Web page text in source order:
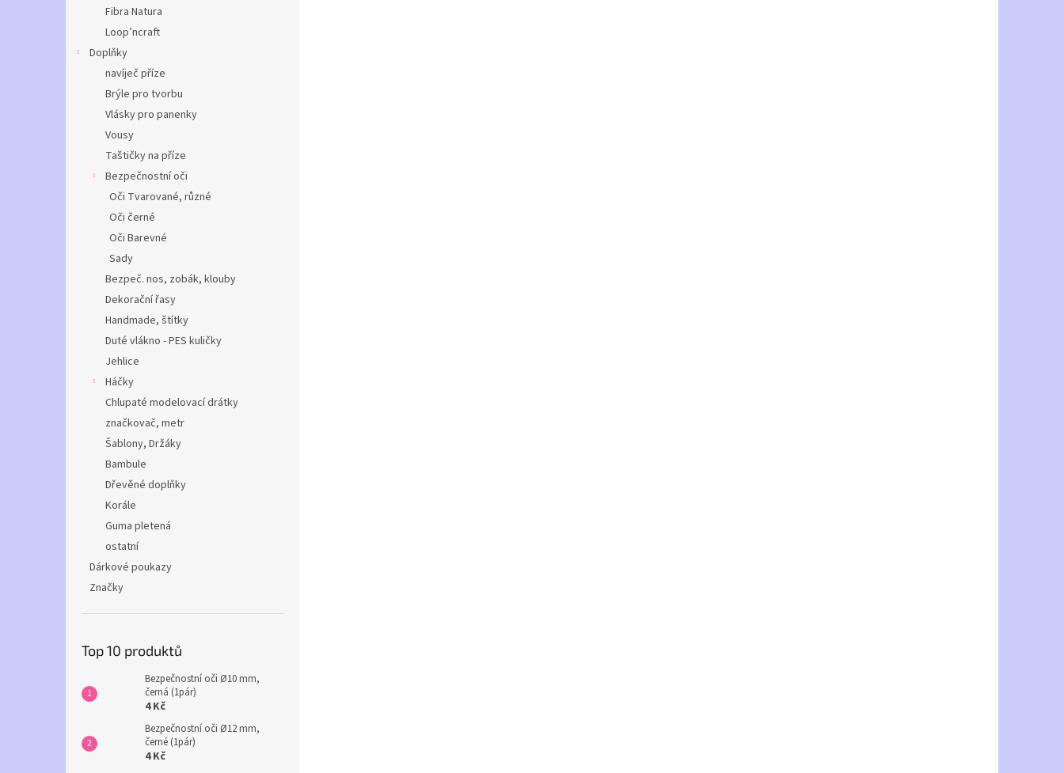
Fibra Natura
Loop’ncraft
Doplňky
navíječ příze
Brýle pro tvorbu
Vlásky pro panenky
Vousy
Taštičky na příze
Bezpečnostní oči
Oči Tvarované, různé
Oči černé
Oči Barevné
Sady
Bezpeč. nos, zobák, klouby
Dekorační řasy
Handmade, štítky
Duté vlákno - PES kuličky
Jehlice
Háčky
Chlupaté modelovací drátky
značkovač, metr
Šablony, Držáky
Bambule
Dřevěné doplňky
Korále
Guma pletená
ostatní
Dárkové poukazy
Značky
Top 10 produktů
Bezpečnostní oči Ø10 mm,
černá (1pár)
4 Kč
Bezpečnostní oči Ø12 mm,
černé (1pár)
4 Kč